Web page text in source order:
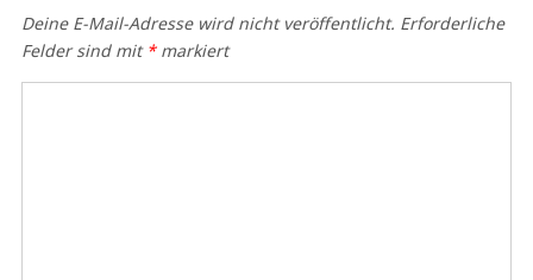
Deine E-Mail-Adresse wird nicht veröffentlicht. Erforderliche
Felder sind mit *markiert